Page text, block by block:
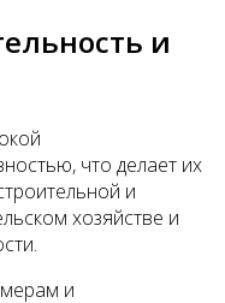
и
что делает их
и
хозяйстве и
и